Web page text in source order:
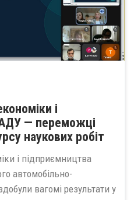
і
— переможці
наукових робіт
і підприємництва
автомобільно-
вагомі результати у